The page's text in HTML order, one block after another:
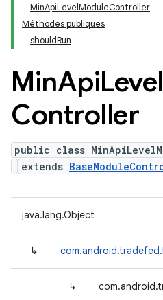
MinApiLevelModuleController
Méthodes publiques
shouldRun
MinApiLevel
Controller
public class
extends
java.lang.Object
↳
↳